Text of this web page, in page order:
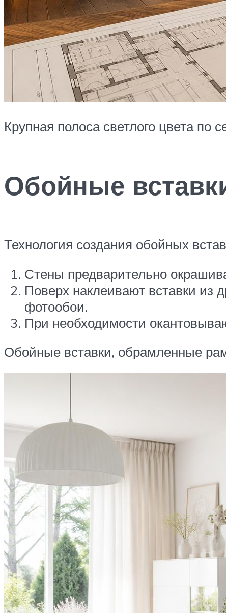
Крупная полоса светлого цвета по
Обойные
Технология создания обойных
Стены предварительно
Поверх наклеивают вставки из
фотообои.
При необходимости
Обойные вставки, обрамленные